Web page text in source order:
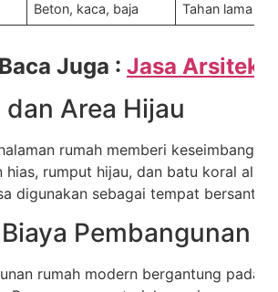
Beton, kaca, baja Tahan lama
Baca Juga : Jasa Arsitek
dan Area Hijau
rumah memberi
hias, rumput hijau, dan batu koral
digunakan sebagai tempat bersantai.
Pembangunan
rumah modern bergantung pada